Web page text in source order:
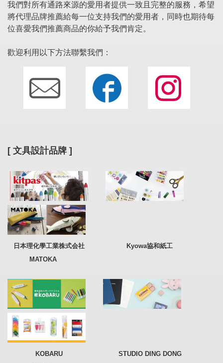
我們對所有通路來源的愛用者提供一致且完整的服務，希望
將代理品牌推薦給每一位支持我們的愛用者，同時也期待每
位喜愛我們推薦商品的你給予我們肯定。
歡迎利用以下方法聯繫我們：
[ 文具設計品牌 ]
日本理化學工業株式会社
Kyowa協和紙工
MATOKA
KOBARU STUDIO DING DONG